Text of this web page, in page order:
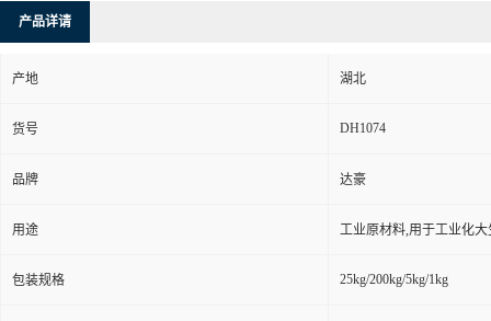
产品详请
产地 湖北
货号 DH1074
品牌 达豪
用途 工业原材料,用于工业化大
包装规格 25kg/200kg/5kg/1kg